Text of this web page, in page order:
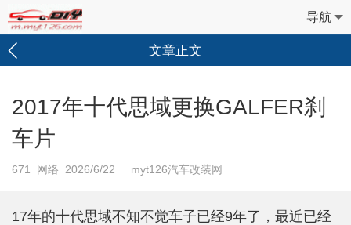
导航
文章正文
2017年十代思域更换GALFER刹
车片
671 网络 2026/6/22 myt126汽车改装网
17年的十代思域不知不觉车子已经9年了，最近已经